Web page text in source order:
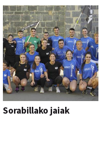
Sorabillako jaiak